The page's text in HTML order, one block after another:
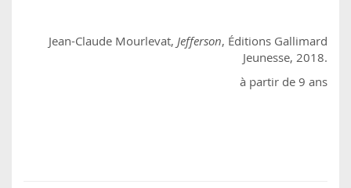
Jean-Claude Mourlevat, Jefferson, Éditions Gallimard
Jeunesse, 2018.
à partir de 9 ans